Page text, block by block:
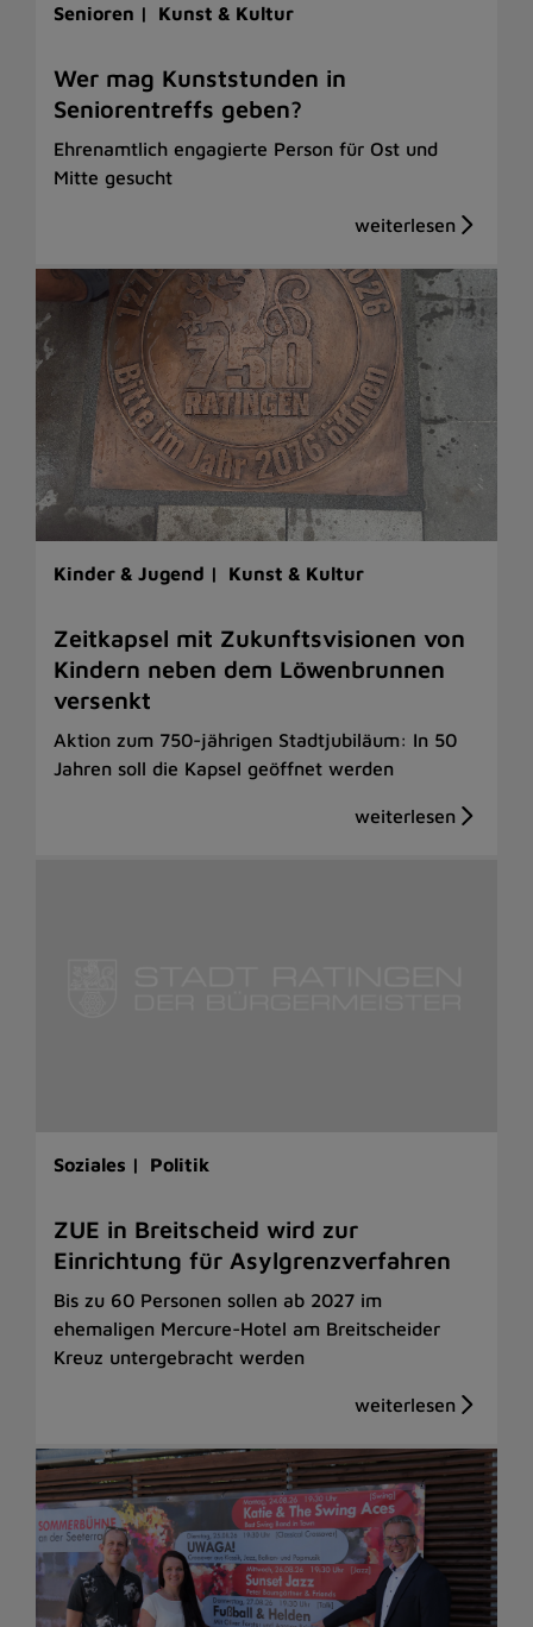
Senioren | Kunst & Kultur
Wer mag Kunststunden in
Seniorentreffs geben?
Ehrenamtlich engagierte Person für Ost und
Mitte gesucht
Kinder & Jugend | Kunst & Kultur
Zeitkapsel mit Zukunftsvisionen von
Kindern neben dem Löwenbrunnen
versenkt
Aktion zum 750-jährigen Stadtjubiläum: In 50
Jahren soll die Kapsel geöffnet werden
Soziales | Politik
ZUE in Breitscheid wird zur
Einrichtung für Asylgrenzverfahren
Bis zu 60 Personen sollen ab 2027 im
ehemaligen Mercure-Hotel am Breitscheider
Kreuz untergebracht werden